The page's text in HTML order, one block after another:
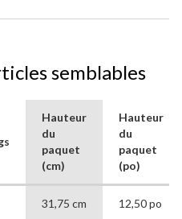
semblables
Hauteur
du
paquet
(cm)
Hauteur
du
paquet
(po)
31,75 cm 12,50 po